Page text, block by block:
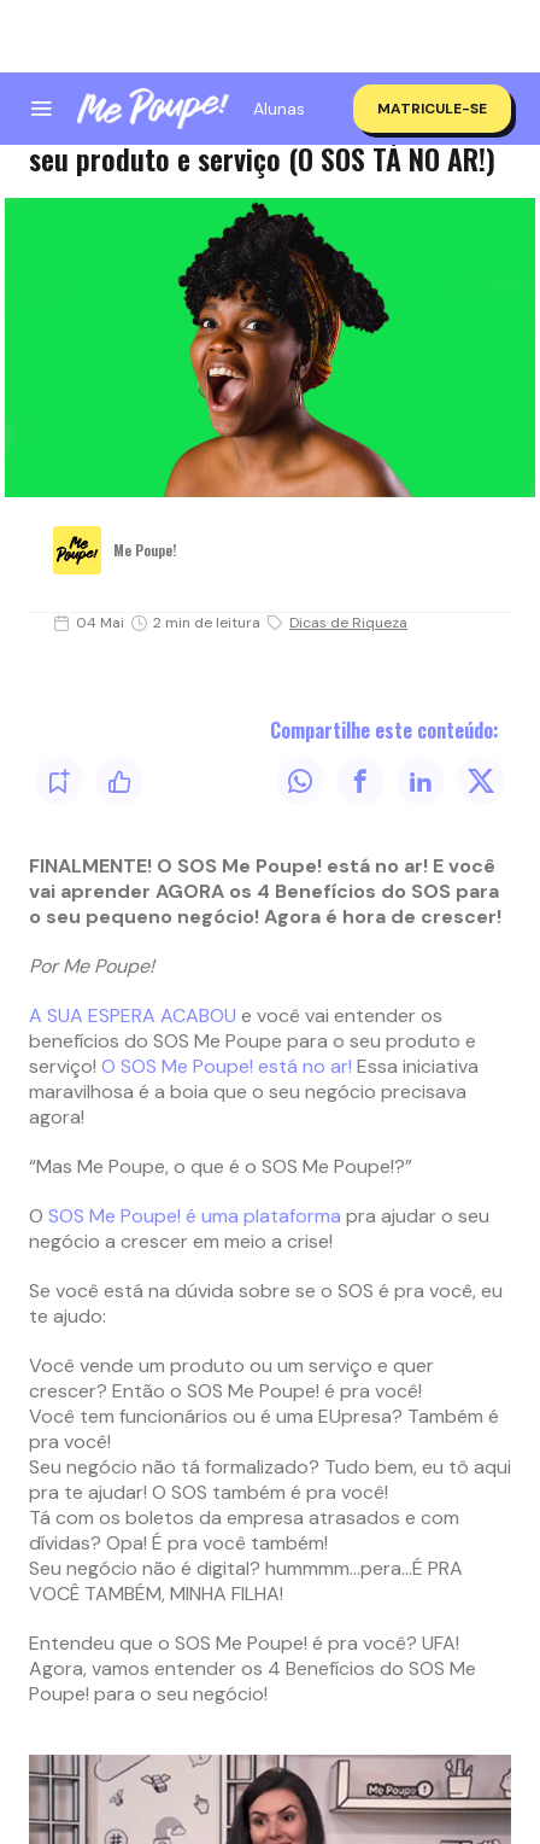
Alunas MATRICULE-SE
4 Benefícios do SOS Me Poupe! para o
seu produto e serviço (O SOS TÁ NO AR!)
Me Poupe!
04 Mai 2 min de leitura Dicas de Riqueza
Compartilhe este conteúdo:
FINALMENTE! O SOS Me Poupe! está no ar! E você
vai aprender AGORA os 4 Benefícios do SOS para
o seu pequeno negócio! Agora é hora de crescer!
Por Me Poupe!
A SUA ESPERA ACABOU e você vai entender os
benefícios do SOS Me Poupe para o seu produto e
serviço! O SOS Me Poupe! está no ar! Essa iniciativa
maravilhosa é a boia que o seu negócio precisava
agora!
“Mas Me Poupe, o que é o SOS Me Poupe!?”
O SOS Me Poupe! é uma plataforma pra ajudar o seu
negócio a crescer em meio a crise!
Se você está na dúvida sobre se o SOS é pra você, eu
te ajudo:
Você vende um produto ou um serviço e quer
crescer? Então o SOS Me Poupe! é pra você!
Você tem funcionários ou é uma EUpresa? Também é
pra você!
Seu negócio não tá formalizado? Tudo bem, eu tô aqui
pra te ajudar! O SOS também é pra você!
Tá com os boletos da empresa atrasados e com
dívidas? Opa! É pra você também!
Seu negócio não é digital? hummmm…pera…É PRA
VOCÊ TAMBÉM, MINHA FILHA!
Entendeu que o SOS Me Poupe! é pra você? UFA!
Agora, vamos entender os 4 Benefícios do SOS Me
Poupe! para o seu negócio!